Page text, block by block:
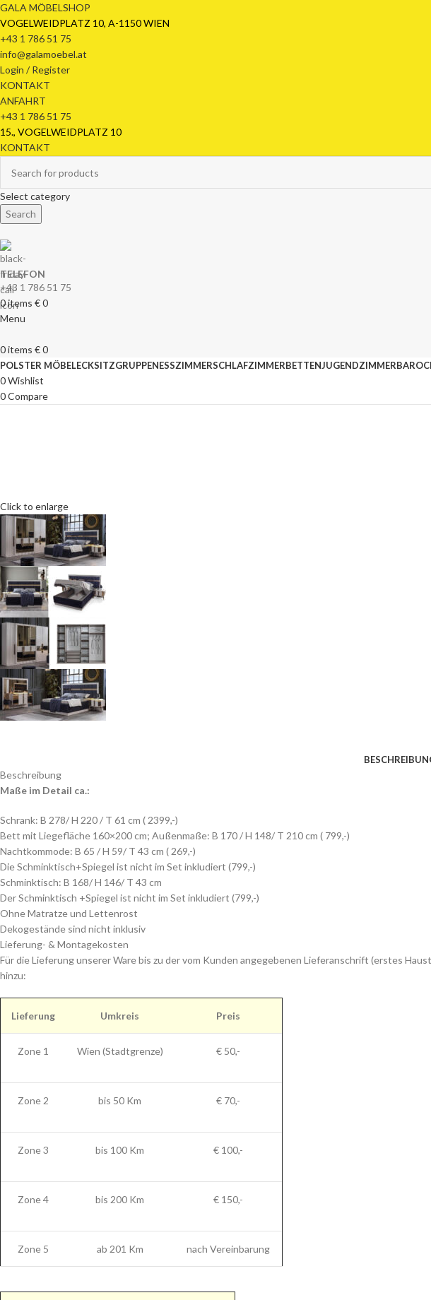
GALA MÖBELSHOP
VOGELWEIDPLATZ 10, A-1150 WIEN
+43 1 786 51 75
info@galamoebel.at
Login / Register
KONTAKT
ANFAHRT
+43 1 786 51 75
15., VOGELWEIDPLATZ 10
KONTAKT
Select category
Search
TELEFON
+43 1 786 51 75
0items €0
Menu
0items €0
POLSTER MÖBELECKSITZGRUPPENESSZIMMERSCHLAFZIMMERBETTENJUGENDZIMMER
0Wishlist
0Compare
Click to enlarge
Beschreibung
Maße im Detail ca.:
Schrank: B 278/ H 220 / T 61 cm ( 2399,-)
Bett mit Liegefläche 160×200 cm; Außenmaße: B 170 / H 148/ T 210 cm ( 799,-)
Nachtkommode: B 65 / H 59/ T 43 cm ( 269,-)
Die Schminktisch+Spiegel ist nicht im Set inkludiert (799,-)
Schminktisch: B 168/ H 146/ T 43 cm
Der Schminktisch +Spiegel ist nicht im Set inkludiert (799,-)
Ohne Matratze und Lettenrost
Dekogestände sind nicht inklusiv
Lieferung- & Montagekosten
Für die Lieferung unserer Ware bis zu der vom Kunden angegebenen Lieferanschrift (erstes
hinzu:
Lieferung Umkreis Preis
Zone 1 Wien (Stadtgrenze) € 50,-
Zone 2 bis 50 Km € 70,-
Zone 3 bis 100 Km € 100,-
Zone 4 bis 200 Km € 150,-
Zone 5 ab 201 Km nach Vereinbarung